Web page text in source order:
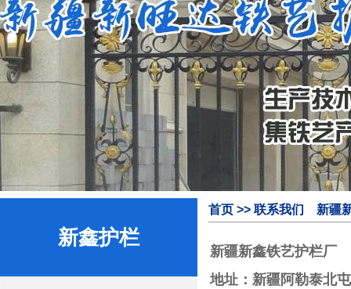
新鑫护栏
首页 >> 联系我们 新疆
新疆新鑫铁艺护栏厂
地址：新疆阿勒泰北